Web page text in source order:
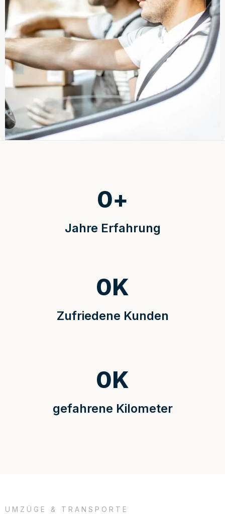
Jahre Erfahrung
0+
Zufriedene Kunden
0K
gefahrene Kilometer
0K
UMZÜGE & TRANSPORTE